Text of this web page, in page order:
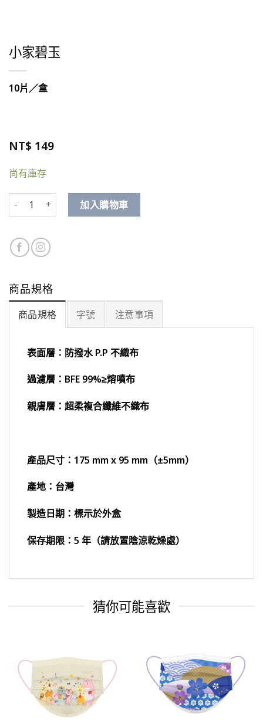
小家碧玉
10片／盒
NT$ 149
尚有庫存
小家碧玉 數量 加入購物車
商品規格
商品規格 字號 注意事項
表面層：防撥水 P.P 不織布
過濾層：BFE 99%≥熔噴布
親膚層：超柔複合纖維不織布
產品尺寸：175 mm x 95 mm（±5mm）
產地：台灣
製造日期：標示於外盒
保存期限：5 年（請放置陰涼乾燥處）
猜你可能喜歡